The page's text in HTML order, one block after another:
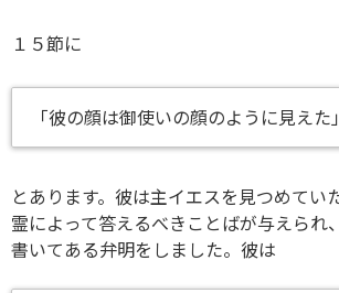
１５節に
「彼の顔は御使いの顔のように見えた」
とあります。彼は主イエスを見つめてい
霊によって答えるべきことばが与えられ
書いてある弁明をしました。彼は